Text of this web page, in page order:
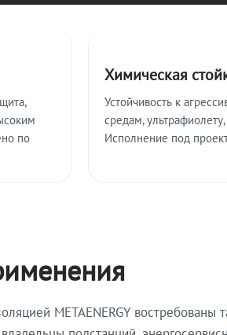
по
Химическая
Устойчивость к
средам,
Исполнение под
METAENERGY